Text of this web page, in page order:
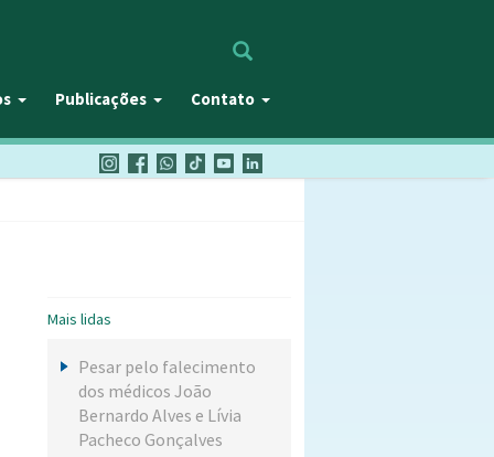
Publicações Contato
Mais lidas
Pesar pelo falecimento
dos médicos João
Bernardo Alves e Lívia
Pacheco Gonçalves